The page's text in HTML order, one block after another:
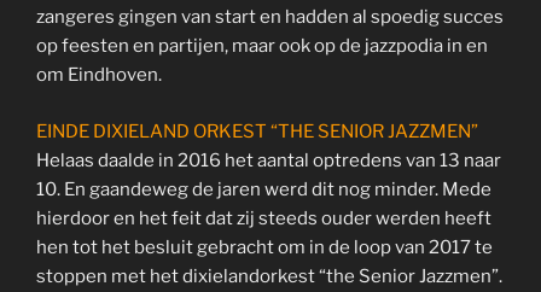
zangeres gingen van start en hadden al spoedig succes
op feesten en partijen, maar ook op de jazzpodia in en
om Eindhoven.
EINDE DIXIELAND ORKEST “THE SENIOR JAZZMEN”
Helaas daalde in 2016 het aantal optredens van 13 naar
10. En gaandeweg de jaren werd dit nog minder. Mede
hierdoor en het feit dat zij steeds ouder werden heeft
hen tot het besluit gebracht om in de loop van 2017 te
stoppen met het dixielandorkest “the Senior Jazzmen”.